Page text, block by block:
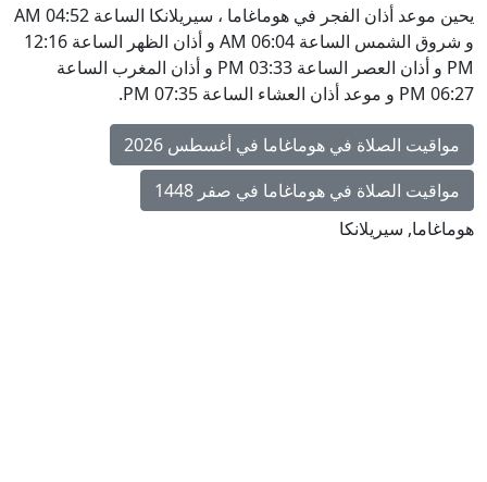
يحين موعد أذان الفجر في هوماغاما ، سيريلانكا الساعة 04:52 AM
و شروق الشمس الساعة 06:04 AM و أذان الظهر الساعة 12:16
PM و أذان العصر الساعة 03:33 PM و أذان المغرب الساعة
06:27 PM و موعد أذان العشاء الساعة 07:35 PM.
مواقيت الصلاة في هوماغاما في أغسطس 2026
مواقيت الصلاة في هوماغاما في صفر 1448
هوماغاما, سيريلانكا